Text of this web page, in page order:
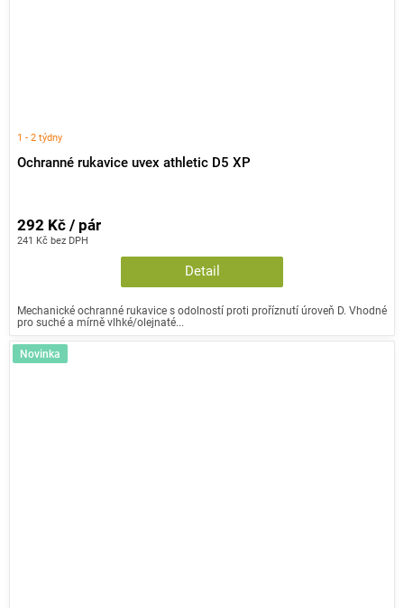
Ochranné rukavice uvex athletic D5 XP
1 - 2 týdny
241 Kč bez DPH
292 Kč / pár
Detail
Mechanické ochranné rukavice s odolností proti proříznutí úroveň D. Vhodné
pro suché a mírně vlhké/olejnaté...
Novinka